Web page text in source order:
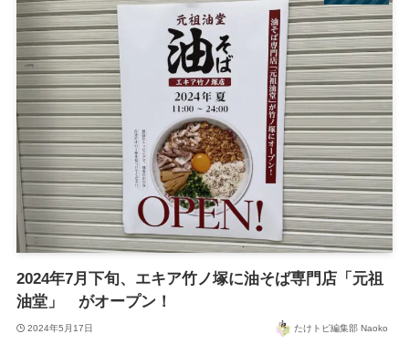
2024年7月下旬、エキア竹ノ塚に油そば専門店「元祖
油堂」 がオープン！
2024年5月17日 たけトピ編集部 Naoko